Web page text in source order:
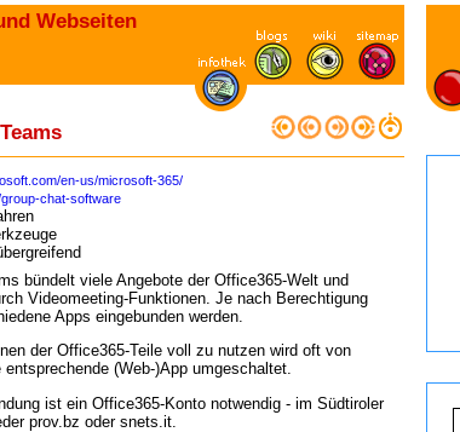
Webseiten
en-us/microsoft-365/
chat-software
bündelt viele Angebote der Office365-Welt und
Videomeeting-Funktionen. Je nach Berechtigung
Apps eingebunden werden.
der Office365-Teile voll zu nutzen wird oft von
entsprechende (Web-)App umgeschaltet.
ist ein Office365-Konto notwendig - im Südtiroler
prov.bz oder snets.it.